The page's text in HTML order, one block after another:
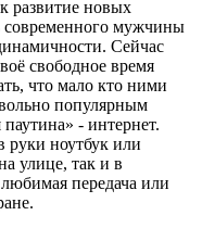
развитие новых
современного мужчины
Сейчас
свободное время
что мало кто ними
популярным
- интернет.
руки ноутбук или
улице, так и в
передача или